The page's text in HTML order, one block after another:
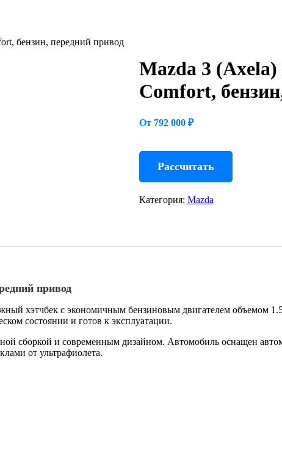
бензин, передний привод
Mazda 3
Comfort,
От 792 000 ₽
Рассчитать
Категория: Mazda
привод
хэтчбек с экономичным бензиновым двигателем объемом
состоянии и готов к эксплуатации.
сборкой и современным дизайном. Автомобиль оснащен
от ультрафиолета.